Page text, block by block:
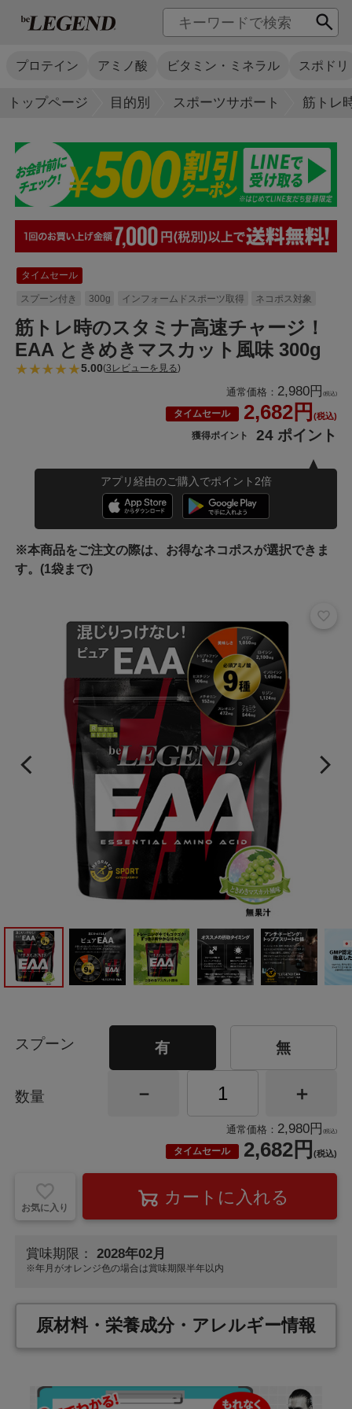
プロテイン アミノ酸 ビタミン・ミネラル スポドリ
トップページ 目的別 スポーツサポート 筋トレ
タイムセール
スプーン付き 300g インフォームドスポーツ取得 ネコポス対象
筋トレ時のスタミナ高速チャージ！
EAA ときめきマスカット風味 300g
5.00(3レビューを見る)
通常価格： 2,980円 (税込)
タイムセール 2,682円 (税込)
獲得ポイント 24 ポイント
アプリ経由のご購入でポイント2倍
※本商品をご注文の際は、お得なネコポスが選択できま
す。(1袋まで)
スプーン 有 無
数量
通常価格： 2,980円 (税込)
タイムセール 2,682円 (税込)
お気に入り
賞味期限： 2028年02月
※年月がオレンジ色の場合は賞味期限半年以内
原材料・栄養成分・アレルギー情報